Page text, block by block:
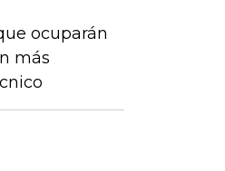
ocuparán
más